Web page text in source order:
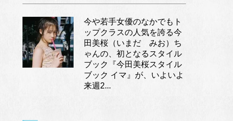
今や若手女優のなかでもト
ップクラスの人気を誇る今
田美桜（いまだ みお）ち
ゃんの、初となるスタイル
ブック『今田美桜スタイル
ブック イマ』が、いよいよ
来週2...